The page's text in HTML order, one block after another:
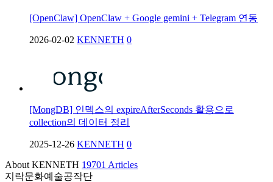
[OpenClaw] OpenClaw + Google gemini + Telegram 연동
2026-02-02 KENNETH 0
[MongDB] 인덱스의 expireAfterSeconds 활용으로
collection의 데이터 정리
2025-12-26 KENNETH 0
About KENNETH 19701 Articles
지락문화예술공작단